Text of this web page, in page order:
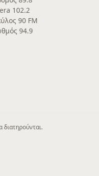
102.2
90 FM
94.9